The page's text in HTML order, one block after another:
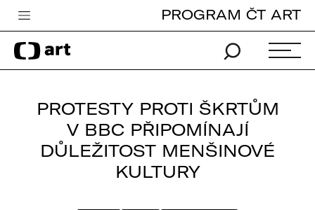
Česká televize
Zpravodajství
TV program
PROGRAM ČT ART
PROTESTY PROTI ŠKRTŮM
V BBC PŘIPOMÍNAJÍ
DŮLEŽITOST MENŠINOVÉ
KULTURY